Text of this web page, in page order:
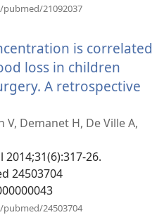
21092037
պատուհան)
is correlated
loss in children
A retrospective
V, Demanet H, De Ville A,
2014;31(6):317-26.
24503704
24503704